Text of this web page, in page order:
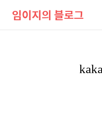
임이지의 블로그